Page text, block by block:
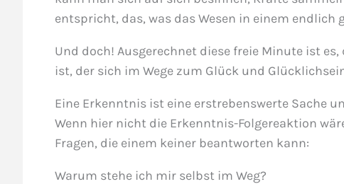
entspricht, das, was das Wesen in einem
Und doch! Ausgerechnet diese freie Minute ist
ist, der sich im Wege zum Glück und
Eine Erkenntnis ist eine erstrebenswerte Sache
Wenn hier nicht die Erkenntnis-Folgereaktion
Fragen, die einem keiner beantworten kann:
Warum stehe ich mir selbst im Weg?